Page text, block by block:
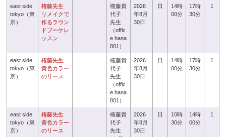
east side
tokyo（東
京）
権藤先生
リメイクで
作るラウン
ドブーケレ
ッスン
権藤貴
代子
先生
（offic
e hana
801）
2026
年8月
30日
日
14時
00分
17時
30分
1
east side
tokyo（東
京）
権藤先生
黄色カラー
のリース
権藤貴
代子
先生
（offic
e hana
801）
2026
年8月
30日
日
14時
00分
17時
30分
1
east side
tokyo（東
京）
権藤先生
黄色カラー
のリース
権藤貴
代子
先生
2026
年8月
30日
日
10時
30分
14時
00分
1